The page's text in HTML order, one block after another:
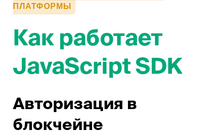
ПЛАТФОРМЫ
Как работает
JavaScript SDK
Авторизация в
блокчейне